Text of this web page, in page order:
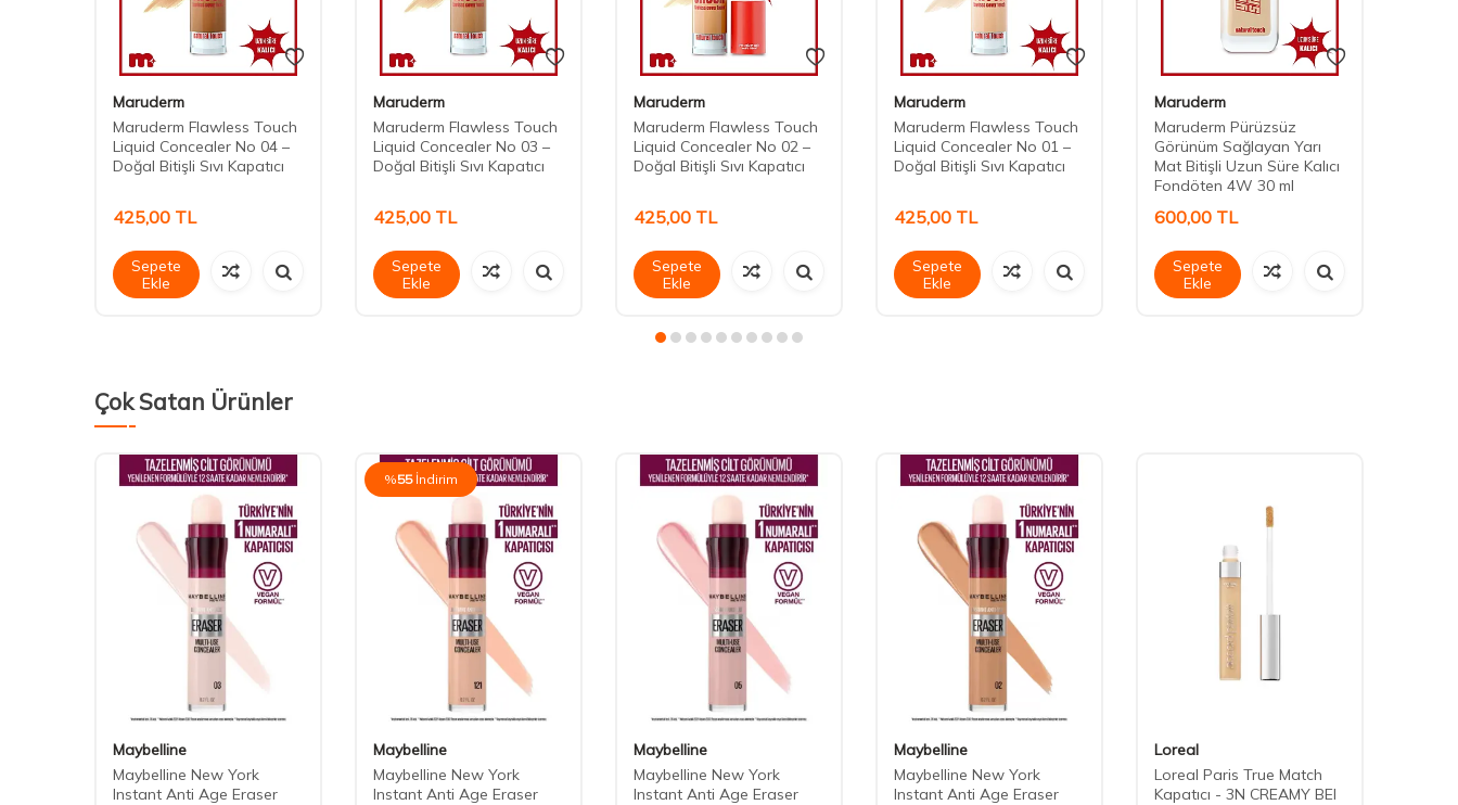
Maruderm
Maruderm Flawless Touch
Liquid Concealer No 04 –
Doğal Bitişli Sıvı Kapatıcı
425,00 TL
Sepete
Ekle
Maruderm
Maruderm Flawless Touch
Liquid Concealer No 03 –
Doğal Bitişli Sıvı Kapatıcı
425,00 TL
Sepete
Ekle
Maruderm
Maruderm Flawless Touch
Liquid Concealer No 02 –
Doğal Bitişli Sıvı Kapatıcı
425,00 TL
Sepete
Ekle
Maruderm
Maruderm Flawless Touch
Liquid Concealer No 01 –
Doğal Bitişli Sıvı Kapatıcı
425,00 TL
Sepete
Ekle
Maruderm
Maruderm Pürüzsüz
Görünüm Sağlayan Yarı
Mat Bitişli Uzun Süre Kalıcı
Fondöten 4W 30 ml
600,00 TL
Sepete
Ekle
Çok Satan Ürünler
Maybelline
Maybelline New York
Instant Anti Age Eraser
%55 İndirim
Maybelline
Maybelline New York
Instant Anti Age Eraser
Maybelline
Maybelline New York
Instant Anti Age Eraser
Maybelline
Maybelline New York
Instant Anti Age Eraser
Loreal
Loreal Paris True Match
Kapatıcı - 3N CREAMY BEI